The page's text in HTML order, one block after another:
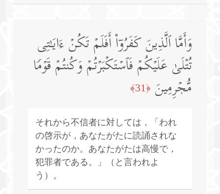
وَأَمَّا ٱلَّذِینَ كَفَرُوۤا۟ أَفَلَمۡ تَكُنۡ ءَایَـٰتِی
تُتۡلَىٰ عَلَیۡكُمۡ فَٱسۡتَكۡبَرۡتُمۡ وَكُنتُمۡ قَوۡمࣰا
مُّجۡرِمِینَ ﴿31﴾
それから不信者に対しては，「われ
の啓示が，あなたがたに読誦されな
かったのか。あなたがたは高慢で，
犯罪者である。」（と言われよ
う）。